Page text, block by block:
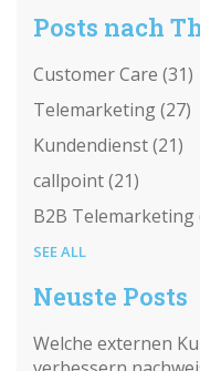
Posts nach
Customer Care (31)
Telemarketing(27)
Kundendienst(21)
callpoint(21)
B2B Telemarketing
SEE ALL
Neuste Posts
Welche externen